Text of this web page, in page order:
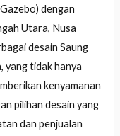
dengan
Utara, Nusa
desain Saung
yang tidak hanya
kenyamanan
pilihan desain yang
dan penjualan